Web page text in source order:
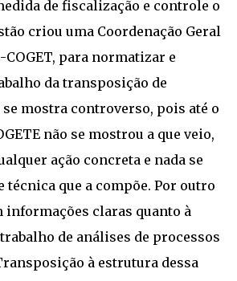
de fiscalização e controle o
criou uma Coordenação Geral
para normatizar e
da transposição de
mostra controverso, pois até o
não se mostrou a que veio,
ação concreta e nada se
técnica que a compõe. Por outro
informações claras quanto à
de análises de processos
à estrutura dessa